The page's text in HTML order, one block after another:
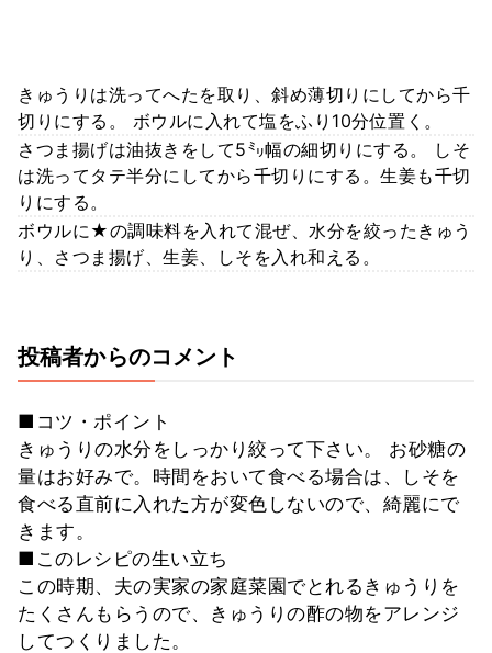
きゅうりは洗ってへたを取り、斜め薄切りにしてから千
切りにする。 ボウルに入れて塩をふり10分位置く。
さつま揚げは油抜きをして5㍉幅の細切りにする。 しそ
は洗ってタテ半分にしてから千切りにする。生姜も千切
りにする。
ボウルに★の調味料を入れて混ぜ、水分を絞ったきゅう
り、さつま揚げ、生姜、しそを入れ和える。
投稿者からのコメント
■コツ・ポイント
きゅうりの水分をしっかり絞って下さい。 お砂糖の
量はお好みで。時間をおいて食べる場合は、しそを
食べる直前に入れた方が変色しないので、綺麗にで
きます。
■このレシピの生い立ち
この時期、夫の実家の家庭菜園でとれるきゅうりを
たくさんもらうので、きゅうりの酢の物をアレンジ
してつくりました。